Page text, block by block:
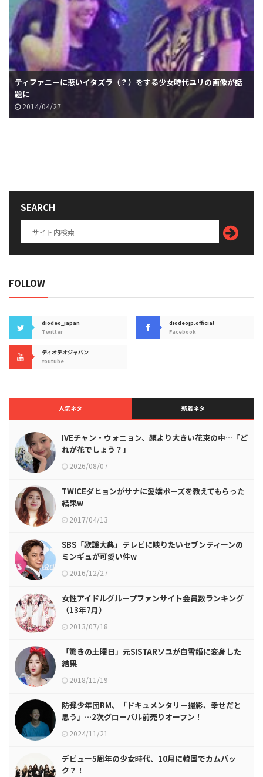
ティファニーに悪いイタズラ（？）をする少女時代ユリの画像が話
題に
2014/04/27
SEARCH
FOLLOW
diodeo_japan
Twitter
diodeojp.official
Facebook
ディオデオジャパン
Youtube
人気ネタ 新着ネタ
IVEチャン・ウォニョン、顔より大きい花束の中…「ど
れが花でしょう？」
2026/08/07
TWICEダヒョンがサナに愛嬌ポーズを教えてもらった
結果w
2017/04/13
SBS「歌謡大典」テレビに映りたいセブンティーンの
ミンギュが可愛い件w
2016/12/27
女性アイドルグループファンサイト会員数ランキング
（13年7月）
2013/07/18
「驚きの土曜日」元SISTARソユが白雪姫に変身した
結果
2018/11/19
防弾少年団RM、「ドキュメンタリー撮影、幸せだと
思う」…2次グローバル前売りオープン！
2024/11/21
デビュー5周年の少女時代、10月に韓国でカムバッ
ク？！